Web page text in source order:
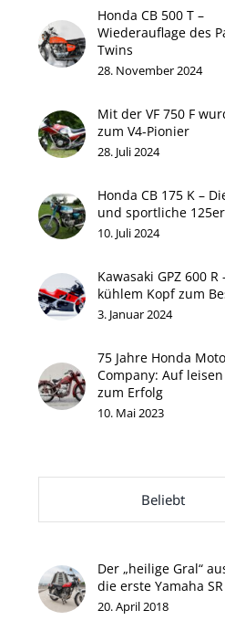
Honda CB 500 T –
Wiederauflage des
Twins
28. November 2024
Mit der VF 750 F
zum V4-Pionier
28. Juli 2024
Honda CB 175 K –
und sportliche 125er
10. Juli 2024
Kawasaki GPZ 600 R
kühlem Kopf zum
3. Januar 2024
75 Jahre Honda
Company: Auf
zum Erfolg
10. Mai 2023
Beliebt
Der „heilige Gral“
die erste Yamaha
20. April 2018